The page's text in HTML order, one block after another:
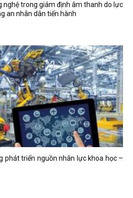
nghệ trong giám định âm thanh do lực
an nhân dân tiến hành
phát triển nguồn nhân lực khoa học –